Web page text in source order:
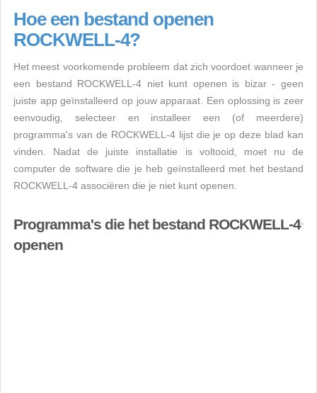
Hoe een bestand openen
ROCKWELL-4?
Het meest voorkomende probleem dat zich voordoet wanneer je
een bestand ROCKWELL-4 niet kunt openen is bizar - geen
juiste app geïnstalleerd op jouw apparaat. Een oplossing is zeer
eenvoudig, selecteer en installeer een (of meerdere)
programma's van de ROCKWELL-4 lijst die je op deze blad kan
vinden. Nadat de juiste installatie is voltooid, moet nu de
computer de software die je heb geïnstalleerd met het bestand
ROCKWELL-4 associëren die je niet kunt openen.
Programma's die het bestand ROCKWELL-4
openen